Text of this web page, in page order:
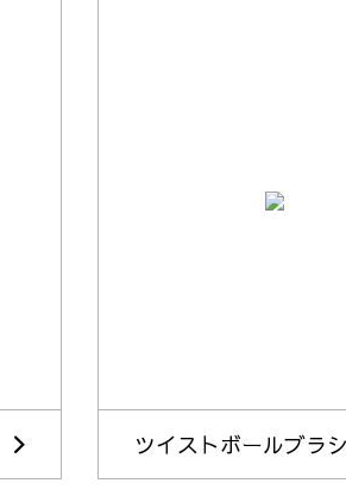
ツイストボールブラ